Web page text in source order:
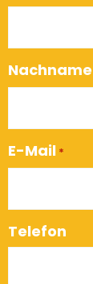
Nachname
E-Mail *
Telefon